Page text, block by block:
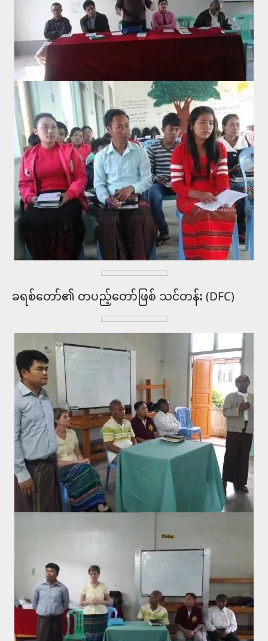
ခရစ်တော်၏ တပည့်တော်ဖြစ် သင်တန်း (DFC)